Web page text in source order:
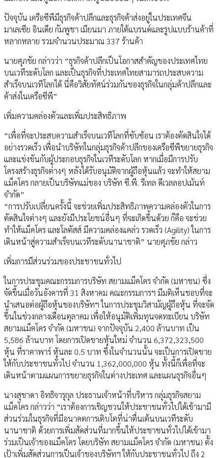
ปัจจุบัน เครือซีพีมีธุรกิจค้าปลีกและธุรกิจค้าส่งอยู่ในประเทศจีน
มาเลเซีย อินเดีย กัมพูชา เมียนมา ภายใต้แบรนด์และรูปแบบร้านค้าที่
หลากหลาย รวมจำนวนประมาณ 337 ร้านค้า
นายศุภชัย กล่าวว่า “ธุรกิจค้าปลีกเป็นโอกาสสำคัญของประเทศไทย
บนเวทีระดับโลก และเป็นธุรกิจที่ประเทศไทยสามารถประสบความ
สำเร็จบนเวทีโลกได้ นี่คือวิสัยทัศน์ร่วมกันของธุรกิจในกลุ่มค้าปลีกและ
ค้าส่งในเครือซีพี”
เพิ่มความคล่องตัวและเพิ่มประสิทธิภาพ
“เพื่อที่จะประสบความสำเร็จบนเวทีโลกที่ซับซ้อน เราต้องตัดสินใจได้
อย่างรวดเร็ว เพื่อนำบริษัทในกลุ่มธุรกิจค้าปลีกของเครือซีพีขยายธุรกิจ
และแข่งขันกับผู้ประกอบธุรกิจในเวทีระดับโลก หากเมื่อมีการปรับ
โครงสร้างธุรกิจต่างๆ หลังได้รับอนุมัติจากผู้ถือหุ้นแล้ว จะทำให้สยาม
แม็คโคร กลายเป็นบริษัทแม่ของ บริษัท ซี.พี. รีเทล ดีเวลลอปเม้นท์
จำกัด”
“การปรับเปลี่ยนครั้งนี้ จะช่วยเพิ่มประสิทธิภาพความคล่องตัวในการ
ตัดสินใจต่างๆ และยังมีประโยชน์อื่นๆ ที่จะเกิดขึ้นด้วย ก็คือ จะช่วย
ทำให้แม็คโคร และโลตัสส์ มีความคล่องแคล่ว รวดเร็ว (Agility) ในการ
เดินหน้าสู่ความสำเร็จบนเวทีระดับนานาชาติ” นายศุภชัย กล่าว
เพิ่มการมีส่วนร่วมของประชาชนทั่วไป
ในการประชุมคณะกรรมการบริษัท สยามแม็คโคร จำกัด (มหาชน) ซึ่ง
จัดขึ้นเมื่อวันอังคารที่ 31 สิงหาคม คณะกรรมการฯ มีมติเห็นชอบที่จะ
นำเสนอต่อผู้ถือหุ้นของบริษัทฯ ในการประชุมวิสามัญผู้ถือหุ้น ที่จะจัด
ขึ้นในช่วงกลางเดือนตุลาคม เพื่อให้อนุมัติเพิ่มทุนจดทะเบียน บริษัท
สยามแม็คโคร จำกัด (มหาชน) จากปัจจุบัน 2,400 ล้านบาท เป็น
5,586 ล้านบาท โดยการเปิดขายหุ้นใหม่ จำนวน 6,372,323,500
หุ้น ที่ราคาพาร์ หุ้นละ 0.5 บาท ซึ่งในจำนวนนั้น จะเป็นการเปิดขาย
ให้กับประชาชนทั่วไป จำนวน 1,362,000,000 หุ้น ทั้งนี้ก็เพื่อที่จะ
เดินหน้าตามแผนการขยายธุรกิจในต่างประเทศ และแผนธุรกิจอื่นๆ
นางสุชาดา อิทธิจารุกุล ประธานเจ้าหน้าที่บริหาร กลุ่มธุรกิจสยาม
แม็คโคร กล่าวว่า “เราต้องการเชิญชวนให้ประชาชนทั่วไปได้เข้ามามี
ส่วนร่วมในธุรกิจที่มีอนาคตการเติบโตที่น่าตื่นเต้นบนเวทีระดับ
นานาชาติ ด้วยการเพิ่มสัดส่วนที่มากขึ้นให้ประชาชนทั่วไปได้เข้ามา
ร่วมเป็นเจ้าของแม็คโคร โดยบริษัท สยามแม็คโคร จำกัด (มหาชน) ตั้ง
เป้าเพิ่มสัดส่วนการเป็นเจ้าของบริษัทฯ ให้กับประชาชนทั่วไป ถึง 2